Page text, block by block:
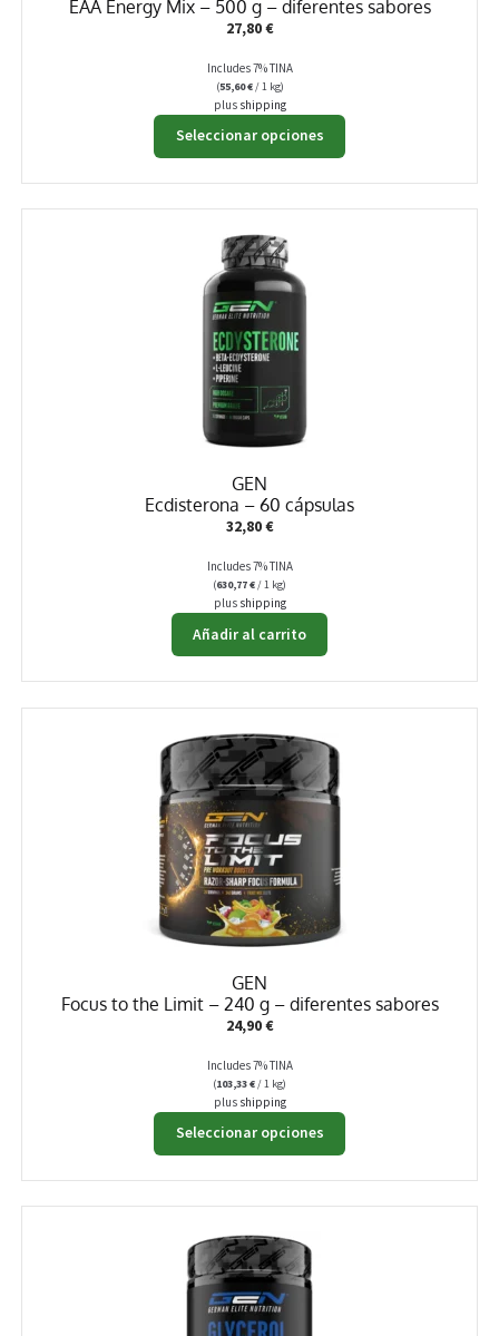
EAA Energy Mix – 500 g – diferentes sabores
27,80€
Includes 7% TINA
(55,60€/ 1 kg)
plus shipping
Seleccionar opciones
Este
producto
GEN
Ecdisterona – 60 cápsulas
32,80€
Includes 7% TINA
(630,77€/ 1 kg)
plus shipping
Añadir al carrito
GEN
Focus to the Limit – 240 g – diferentes sabores
24,90€
Includes 7% TINA
(103,33€/ 1 kg)
plus shipping
Seleccionar opciones
Este
producto